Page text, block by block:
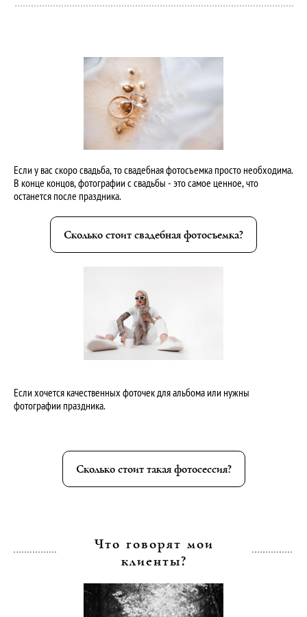
Если у вас скоро свадьба, то свадебная фотосъемка просто необходима.
В конце концов, фотографии с свадьбы - это самое ценное, что
останется после праздника.
Сколько стоит свадебная фотосъемка?
Если хочется качественных фоточек для альбома или нужны
фотографии праздника.
Сколько стоит такая фотосессия?
Что говорят мои
клиенты?